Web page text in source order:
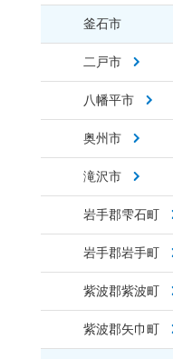
釜石市
二戸市
八幡平市
奥州市
滝沢市
岩手郡雫石町
岩手郡岩手町
紫波郡紫波町
紫波郡矢巾町